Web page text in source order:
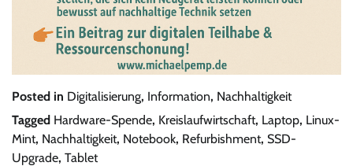
Posted in Digitalisierung, Information, Nachhaltigkeit
Tagged Hardware-Spende, Kreislaufwirtschaft, Laptop, Linux-
Mint, Nachhaltigkeit, Notebook, Refurbishment, SSD-
Upgrade, Tablet